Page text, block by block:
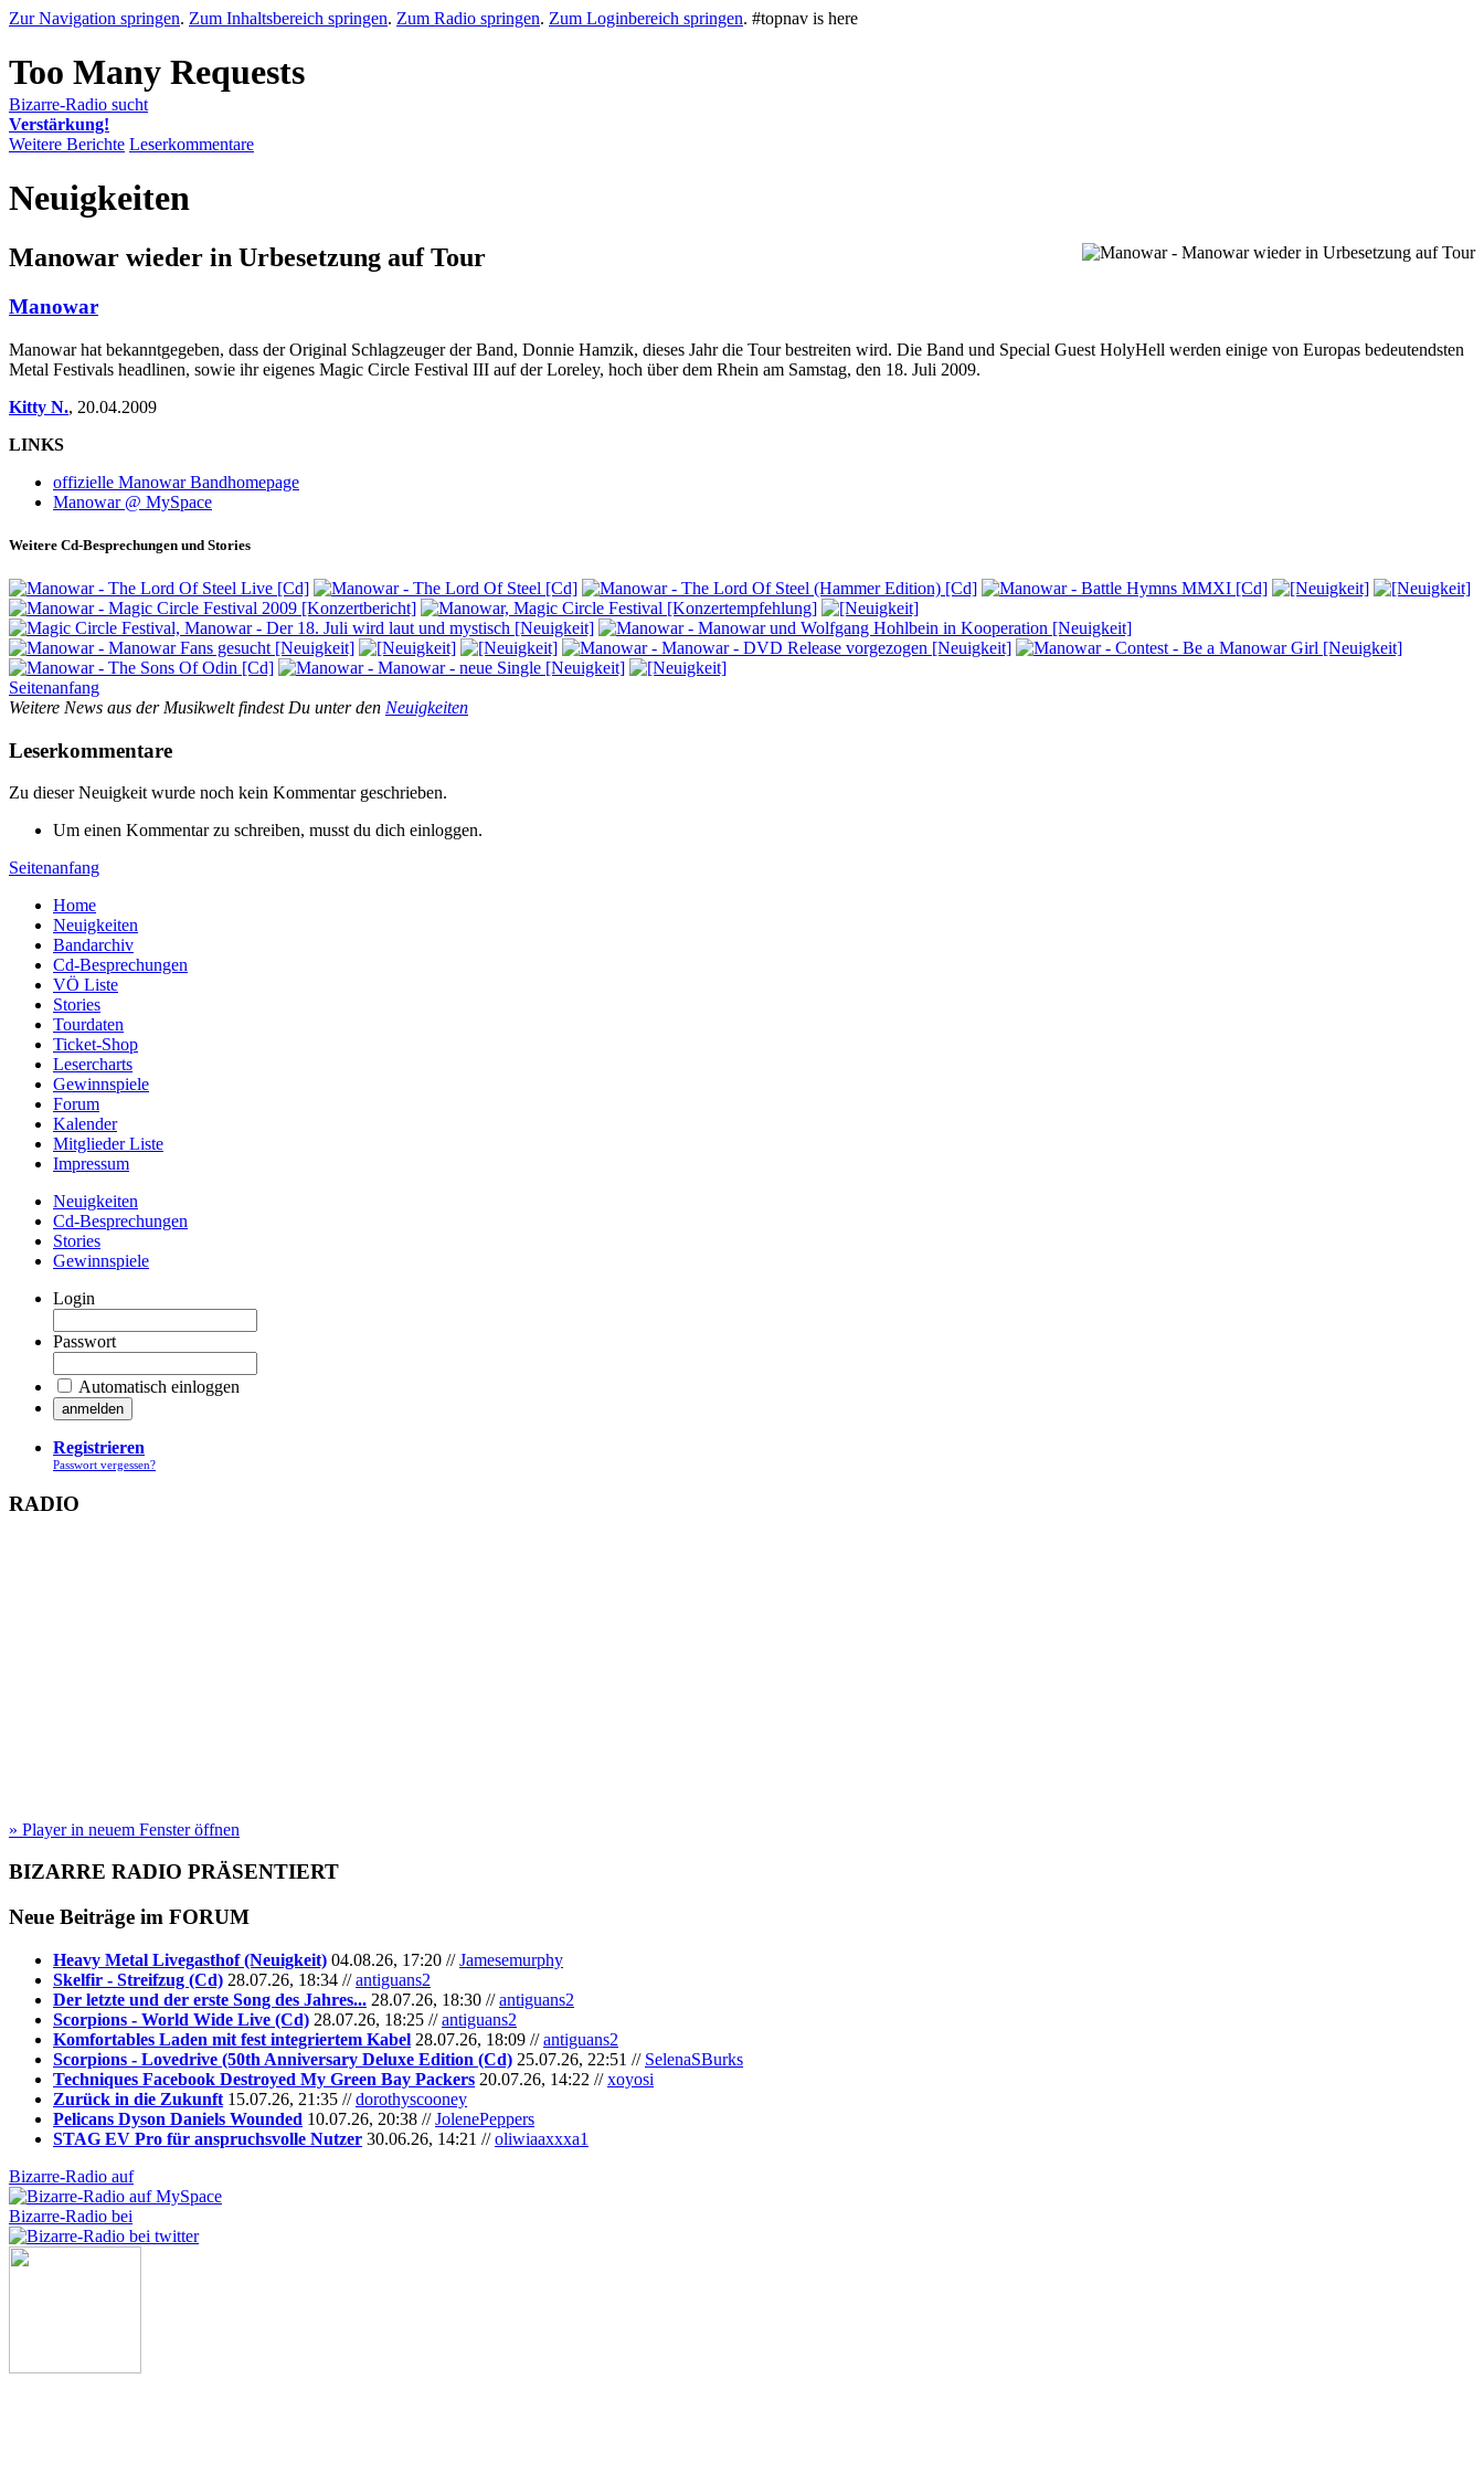
Zur Navigation springen. Zum Inhaltsbereich springen. Zum Radio springen. Zum Loginbereich springen. #topnav is here
Bizarre-Radio sucht
Verstärkung!
Weitere Berichte Leserkommentare
Neuigkeiten
Manowar wieder in Urbesetzung auf Tour
Manowar
Manowar hat bekanntgegeben, dass der Original Schlagzeuger der Band, Donnie Hamzik, dieses Jahr die Tour bestreiten wird. Die Band und Special Guest HolyHell werden einige von Europas bedeutendsten
Metal Festivals headlinen, sowie ihr eigenes Magic Circle Festival III auf der Loreley, hoch über dem Rhein am Samstag, den 18. Juli 2009.
Kitty N., 20.04.2009
LINKS
offizielle Manowar Bandhomepage
Manowar @ MySpace
Weitere Cd-Besprechungen und Stories
Seitenanfang
Weitere News aus der Musikwelt findest Du unter den Neuigkeiten
Leserkommentare
Zu dieser Neuigkeit wurde noch kein Kommentar geschrieben.
Um einen Kommentar zu schreiben, musst du dich einloggen.
Seitenanfang
Home
Neuigkeiten
Bandarchiv
Cd-Besprechungen
VÖ Liste
Stories
Tourdaten
Ticket-Shop
Lesercharts
Gewinnspiele
Forum
Kalender
Mitglieder Liste
Impressum
Neuigkeiten
Cd-Besprechungen
Stories
Gewinnspiele
Login
Passwort
Automatisch einloggen
Registrieren
Passwort vergessen?
RADIO
» Player in neuem Fenster öffnen
BIZARRE RADIO PRÄSENTIERT
Neue Beiträge im FORUM
Heavy Metal Livegasthof (Neuigkeit) 04.08.26, 17:20 //Jamesemurphy
Skelfir - Streifzug (Cd) 28.07.26, 18:34 //antiguans2
Der letzte und der erste Song des Jahres... 28.07.26, 18:30 //antiguans2
Scorpions - World Wide Live (Cd) 28.07.26, 18:25 //antiguans2
Komfortables Laden mit fest integriertem Kabel 28.07.26, 18:09 //antiguans2
Scorpions - Lovedrive (50th Anniversary Deluxe Edition (Cd) 25.07.26, 22:51 // SelenaSBurks
Techniques Facebook Destroyed My Green Bay Packers 20.07.26, 14:22 //xoyosi
Zurück in die Zukunft 15.07.26, 21:35 //dorothyscooney
Pelicans Dyson Daniels Wounded 10.07.26, 20:38 //JolenePeppers
STAG EV Pro für anspruchsvolle Nutzer 30.06.26, 14:21 //oliwiaaxxxa1
Bizarre-Radio auf
Bizarre-Radio bei